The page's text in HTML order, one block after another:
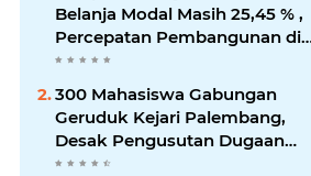
Belanja Modal Masih 25,45 % ,
Percepatan Pembangunan di
PALI Dipertanyakan
300 Mahasiswa Gabungan
Geruduk Kejari Palembang,
Desak Pengusutan Dugaan
Korupsi Tanpa Tebang Pilih